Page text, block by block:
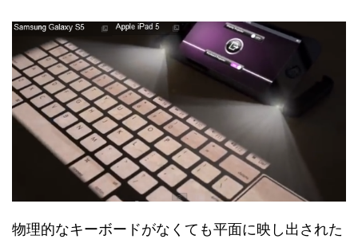
物理的なキーボードがなくても平面に映し出された